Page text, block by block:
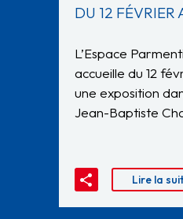
DU 12 FÉVRIER
L’Espace
accueille du 12
une exposition
Jean-Baptiste
Lire la